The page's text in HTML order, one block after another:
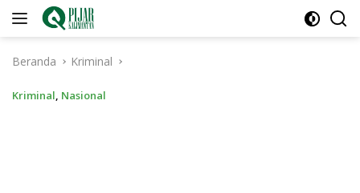
Langsung
Beranda
Kriminal
Kriminal, Nasional